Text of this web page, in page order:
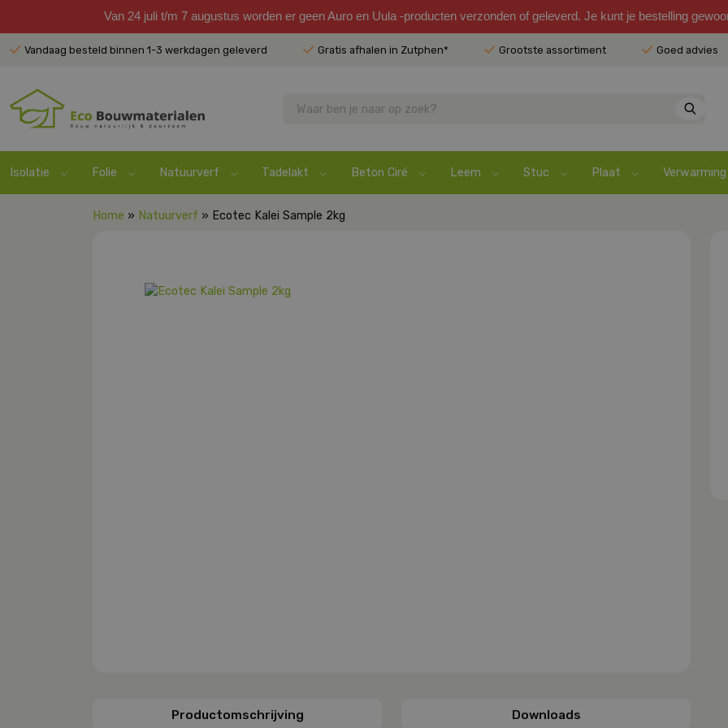
Van 24 juli t/m 7 augustus worden er geen Auro en Uula -producten verzonden of geleverd. Je kunt je bestelling
Vandaag besteld binnen 1-3 werkdagen geleverd Gratis afhalen in Zutphen* Grootste assortiment Goed advies
Isolatie Folie Natuurverf Tadelakt Beton Ciré Leem Stuc Plaat Verwarming
Home » Natuurverf » Ecotec Kalei Sample 2kg
Productomschrijving Downloads